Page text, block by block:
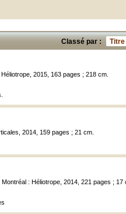
Classé par : Titre
Héliotrope, 2015, 163 pages ; 218 cm.
2014, 159 pages ; 21 cm.
, Montréal : Héliotrope, 2014, 221 pages ; 17